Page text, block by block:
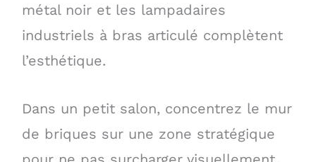
métal noir et les lampadaires
industriels à bras articulé complètent
l’esthétique.
Dans un petit salon, concentrez le mur
de briques sur une zone stratégique